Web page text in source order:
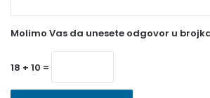
z
n
Molimo Vas da unesete odgovor u
18 + 10 =